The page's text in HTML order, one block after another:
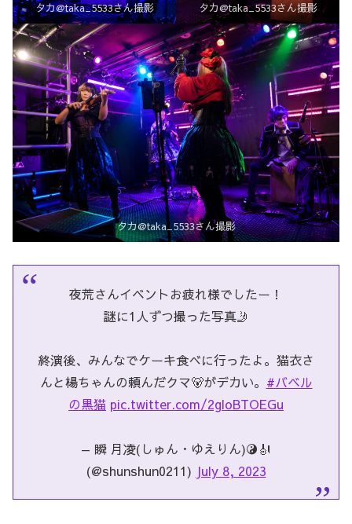
タカ@taka_5533さん撮影 タカ@taka_5533さん撮影
タカ@taka_5533さん撮影
夜荒さんイベントお疲れ様でしたー！
謎に1人ずつ撮った写真🤳
終演後、みんなでケーキ食べに行ったよ。猫衣さ
んと楊ちゃんの頼んだクマ🐻がデカい。 #バベル
の黒猫 pic.twitter.com/2gloBTOEGu
— 瞬 月凌(しゅん・ゆえりん)☯️🎻
(@shunshun0211) July 8, 2023